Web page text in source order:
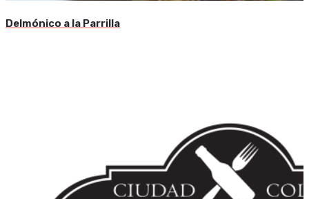
Delmónico a la Parrilla